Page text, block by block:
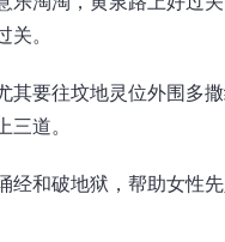
关。
其要往坟地灵位外围多
三道。
经和破地狱，帮助女性